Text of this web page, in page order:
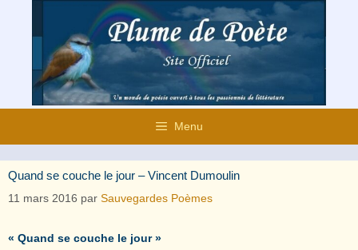
contenu
Menu
Quand se couche le jour – Vincent Dumoulin
11 mars 2016 par Sauvegardes Poèmes
« Quand se couche le jour »